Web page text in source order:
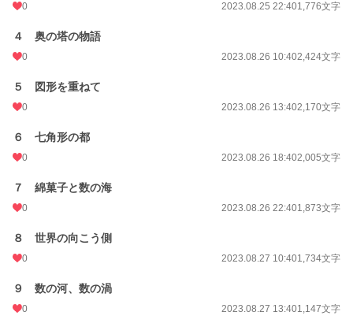
0 2023.08.25 22:401,776文字
４ 奥の塔の物語
0 2023.08.26 10:402,424文字
５ 図形を重ねて
0 2023.08.26 13:402,170文字
６ 七角形の都
0 2023.08.26 18:402,005文字
７ 綿菓子と数の海
0 2023.08.26 22:401,873文字
８ 世界の向こう側
0 2023.08.27 10:401,734文字
９ 数の河、数の渦
0 2023.08.27 13:401,147文字